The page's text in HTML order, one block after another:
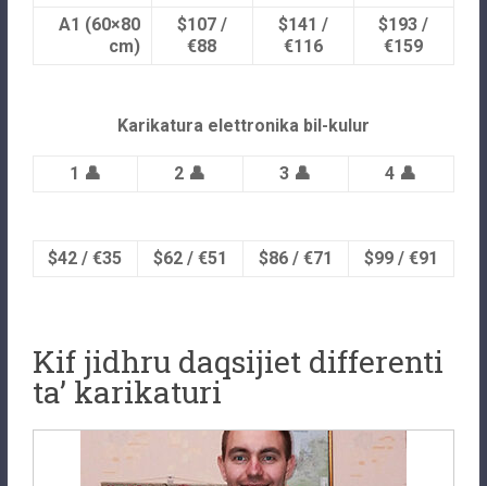
A1 (60×80
cm)
$107 /
€88
$141 /
€116
$193 /
€159
Karikatura elettronika bil-kulur
1 👤 2 👤 3 👤 4 👤
$42 / €35 $62 / €51 $86 / €71 $99 / €91
Kif jidhru daqsijiet differenti
ta’ karikaturi